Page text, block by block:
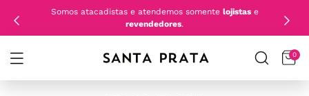
Somos atacadistas e atendemos somente lojistase
revendedores.
0